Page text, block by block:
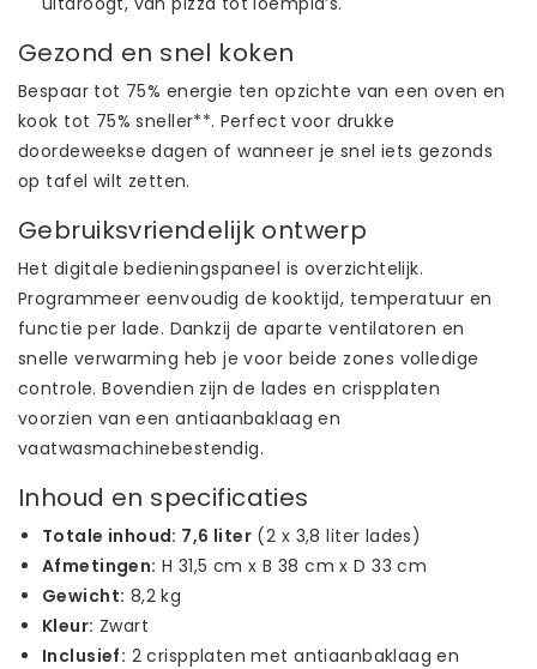
Gezond en snel koken
Bespaar tot 75% energie ten opzichte van een oven en
kook tot 75% sneller**. Perfect voor drukke
doordeweekse dagen of wanneer je snel iets gezonds
op tafel wilt zetten.
Gebruiksvriendelijk ontwerp
Het digitale bedieningspaneel is overzichtelijk.
Programmeer eenvoudig de kooktijd, temperatuur en
functie per lade. Dankzij de aparte ventilatoren en
snelle verwarming heb je voor beide zones volledige
controle. Bovendien zijn de lades en crispplaten
voorzien van een antiaanbaklaag en
vaatwasmachinebestendig.
Inhoud en specificaties
Totale inhoud: 7,6 liter (2 x 3,8 liter lades)
Afmetingen: H 31,5 cm x B 38 cm x D 33 cm
Gewicht: 8,2 kg
Kleur: Zwart
Inclusief: 2 crispplaten met antiaanbaklaag en